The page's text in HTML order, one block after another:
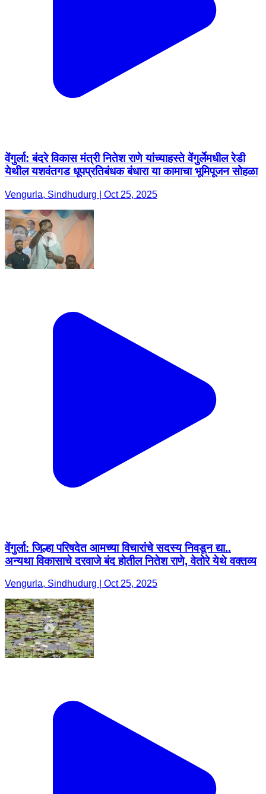
वेंगुर्ला: बंदरे विकास मंत्री नितेश राणे यांच्याहस्ते वेंगुर्लेमधील रेडी
येथील यशवंतगड धूपप्रतिबंधक बंधारा या कामाचा भूमिपूजन सोहळा
Vengurla, Sindhudurg | Oct 25, 2025
वेंगुर्ला: जिल्हा परिषदेत आमच्या विचारांचे सदस्य निवडून द्या..
अन्यथा विकासाचे दरवाजे बंद होतील नितेश राणे, वेतोरे येथे वक्तव्य
Vengurla, Sindhudurg | Oct 25, 2025